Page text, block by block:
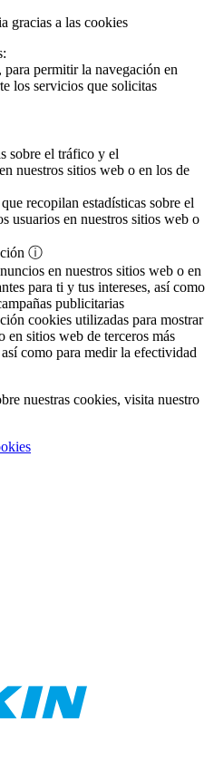
gracias a las cookies
para permitir la navegación en
los servicios que solicitas
sobre el tráfico y el
nuestros sitios web o en los de
recopilan estadísticas sobre el
usuarios en nuestros sitios web o
ⓘ
en nuestros sitios web o en
para ti y tus intereses, así como
publicitarias
cookies utilizadas para mostrar
en sitios web de terceros más
como para medir la efectividad
nuestras cookies, visita nuestro